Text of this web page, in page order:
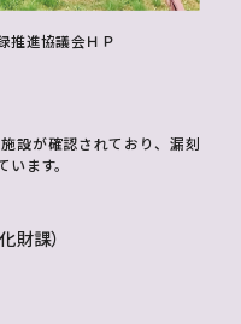
推進協議会ＨＰ
設が確認されており、漏刻
ます。
財課）